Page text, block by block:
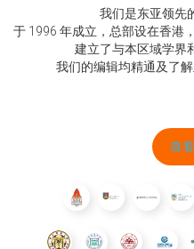
我们是东亚领先
于 1996 年成立，总部设在香港
建立了与本区域学界
我们的编辑均精通及了
查